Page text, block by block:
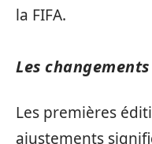
la FIFA.
Les
Les premières
ajustements